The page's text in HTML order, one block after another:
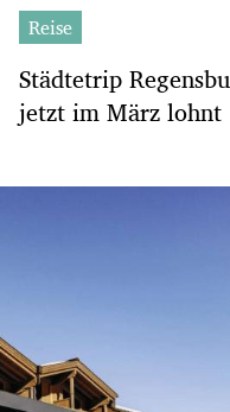
Reise
Städtetrip
jetzt im März lohnt